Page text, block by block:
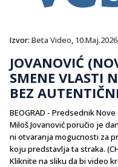
Izvor: Beta Video, 10.Maj.2026
JOVANOVIĆ
SMENE VLASTI
BEZ
BEOGRAD - Predsednik
Miloš Jovanović poručio je
ni otvaranja mogucnosti za
koju predstavlja ta straka.
Kliknite na sliku da bi video